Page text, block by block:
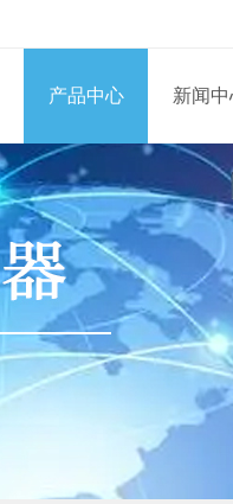
产品中心 新闻中